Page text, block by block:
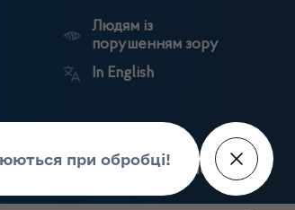
Людям із
порушенням зору
In English
Пошук